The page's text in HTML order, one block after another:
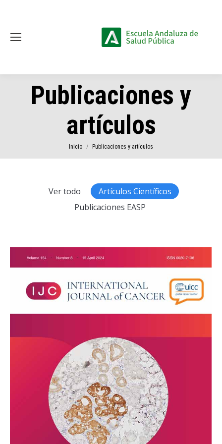
Publicaciones y
artículos
Estás aquí:
Inicio Publicaciones y artículos
Ver todo
Artículos Científicos
Publicaciones EASP